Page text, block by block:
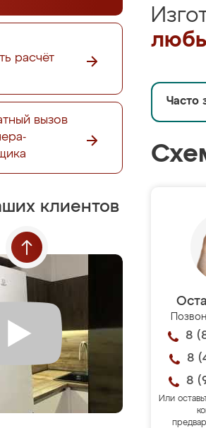
расчёт
вызов
клиентов
Часто
8
8
8
Или